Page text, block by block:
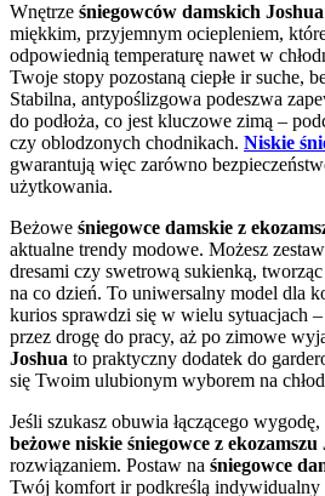
Wnętrze śniegowców damskich Joshua
miękkim, przyjemnym ociepleniem,
odpowiednią temperaturę nawet w
Twoje stopy pozostaną ciepłe ir suche,
Stabilna, antypoślizgowa podeszwa
do podłoża, co jest kluczowe zimą –
czy oblodzonych chodnikach. Niskie
gwarantują więc zarówno
użytkowania.
Beżowe śniegowce damskie z
aktualne trendy modowe. Możesz
dresami czy swetrową sukienką,
na co dzień. To uniwersalny model dla
kurios sprawdzi się w wielu sytuacjach
przez drogę do pracy, aż po zimowe
Joshua to praktyczny dodatek do
się Twoim ulubionym wyborem na
Jeśli szukasz obuwia łączącego
beżowe niskie śniegowce z ekozamszu
rozwiązaniem. Postaw na śniegowce
Twój komfort ir podkreślą indywidualny